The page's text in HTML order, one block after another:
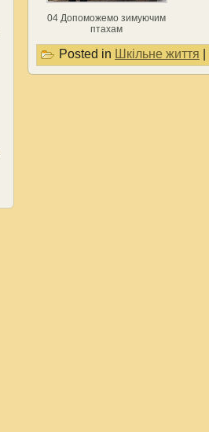
04 Допоможемо зимуючим
птахам
Posted in Шкільне життя |